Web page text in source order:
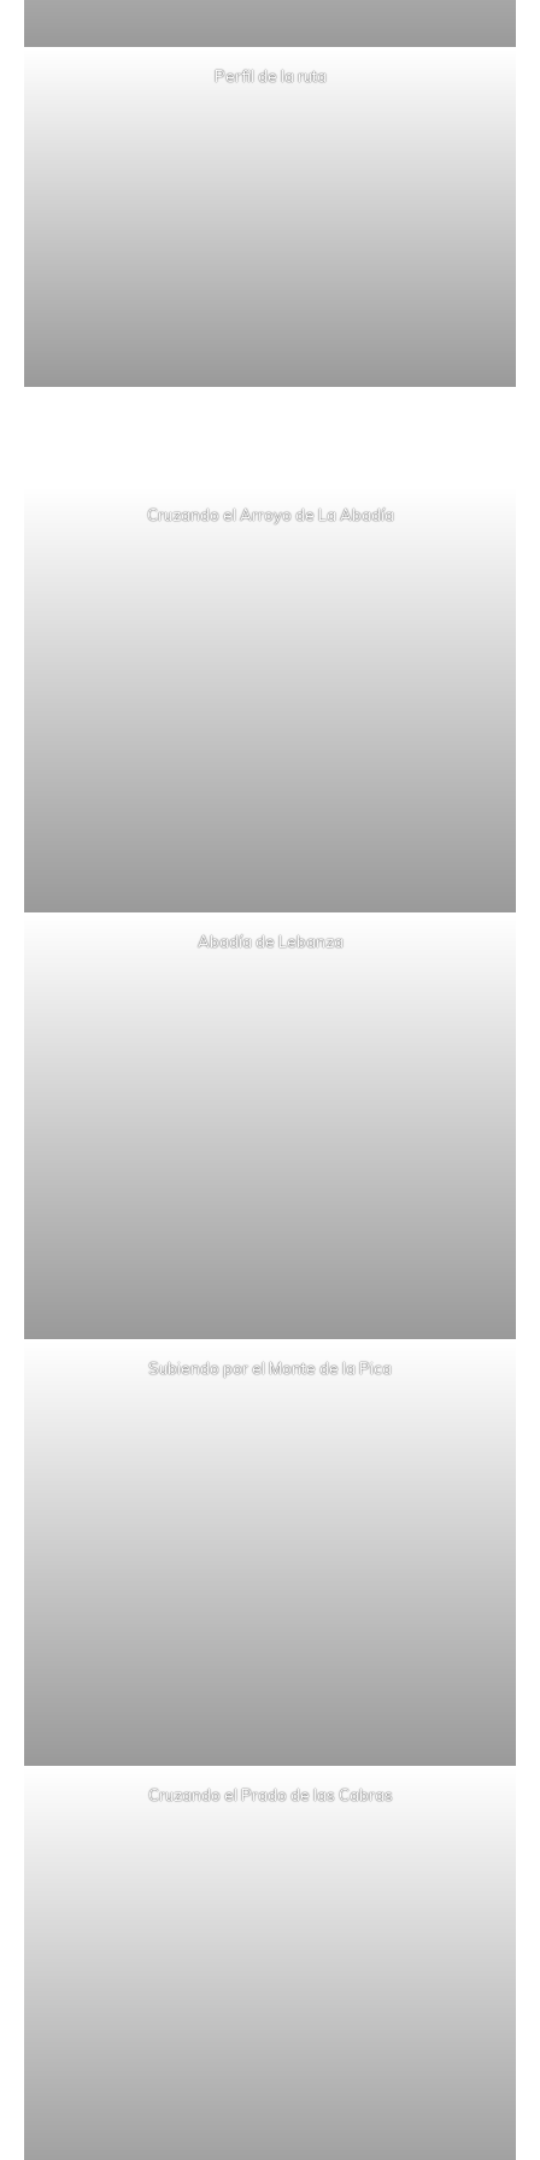
Perfil de la ruta
Cruzando el Arroyo de La Abadía
Abadía de Lebanza
Subiendo por el Monte de la Pica
Cruzando el Prado de las Cabras